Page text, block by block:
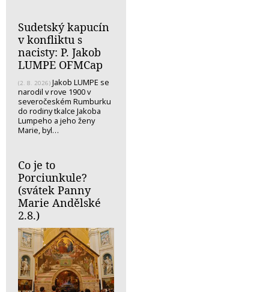
Sudetský kapucín
v konfliktu s
nacisty: P. Jakob
LUMPE OFMCap
(2. 8. 2026) Jakob LUMPE se
narodil v rove 1900 v
severočeském Rumburku
do rodiny tkalce Jakoba
Lumpeho a jeho ženy
Marie, byl…
Co je to
Porciunkule?
(svátek Panny
Marie Andělské
2.8.)